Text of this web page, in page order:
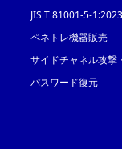
JIS T 81001-5-
ペネトレ機器販売
サイドチャネル攻撃
パスワード復元